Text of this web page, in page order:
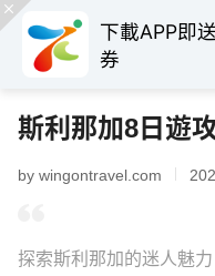
下載APP即
券
斯利那加8日遊
by wingontravel.com
探索斯利那加的迷人魅